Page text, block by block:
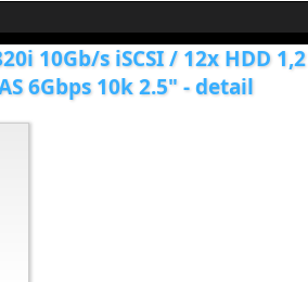
10Gb/s iSCSI / 12x HDD 1,2
6Gbps 10k 2.5" - detail